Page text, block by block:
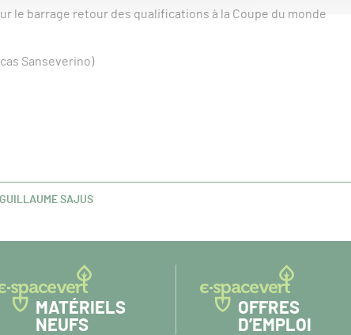
le barrage retour des qualifications à la Coupe du monde
Sanseverino)
SAJUS
MATÉRIELS
NEUFS
OFFRES
D’EMPLOI